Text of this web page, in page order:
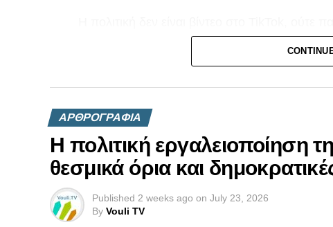
κάποιος παραδέχεται ότι δεν είναι σε θέση
Το Κυπριακό δεν συγχωρεί ούτε την άγνοια
να αντιμετωπίζεται με λογική «βάζω έναν
ΑΡΘΡΟΓΡΑΦΙΑ
Η πολιτική εργαλειοποίηση
θεσμικά όρια και
Published 2 weeks ago on July 23, 2026
By Vouli TV